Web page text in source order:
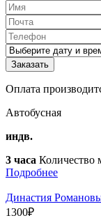
Оплата
Автобусная
индв.
3 часа Количество
Подробнее
Династия
1300₽